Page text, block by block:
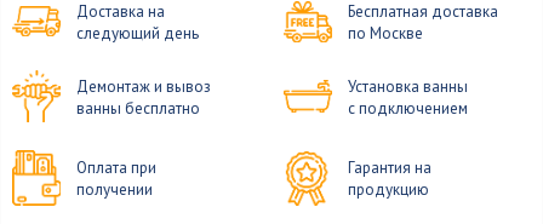
Доставка на
следующий день
Бесплатная доставка
по Москве
Демонтаж и вывоз
ванны бесплатно
Установка ванны
с подключением
Оплата при
получении
Гарантия на
продукцию